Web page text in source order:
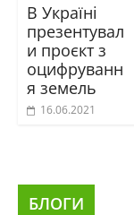
В Україні
презентувал
и проєкт з
оцифруванн
я земель
16.06.2021
БЛОГИ